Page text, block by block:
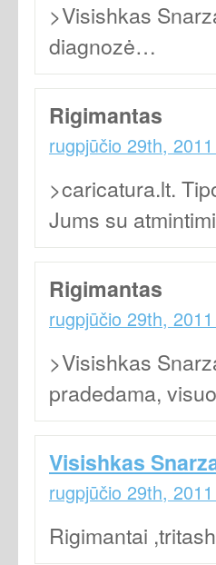
>Visishkas
diagnozė…
Rigimantas
rugpjūčio 29th,
>caricatura.lt.
Jums su
Rigimantas
rugpjūčio 29th,
>Visishkas
pradedama,
Visishkas
rugpjūčio 29th,
Rigimantai